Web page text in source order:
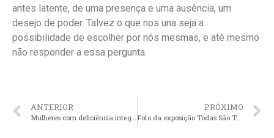
antes latente, de uma presença e uma ausência, um
desejo de poder. Talvez o que nos una seja a
possibilidade de escolher por nós mesmas, e até mesmo
não responder a essa pergunta.
ANTERIOR
Mulheres com deficiência integram programação do I Fórum Social Mundial das Pessoas com Deficiência
PRÓXIMO
Foto da exposição Todas São Todas está entre as finalistas de concurso sobre a Lei Maria da Penha